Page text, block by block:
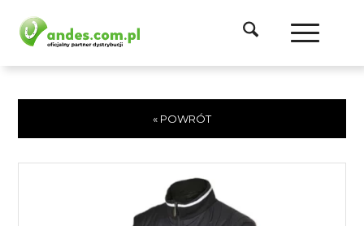
« POWRÓT